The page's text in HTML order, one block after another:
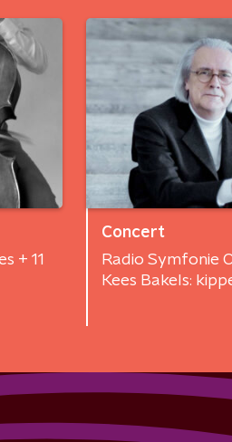
+ 11
Concert
Radio Symfonie
Kees Bakels: